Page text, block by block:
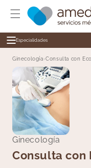
directamente
al contenido
Especialidades
Especialidades
Alergología
Cardiología
Cirugía General
Dermatología
Digestivo
Endocrinología
Enfermería
Medicina general
Dermatología
Cardiología
Revisiones
Test Ràpidos
Ginecología›Consulta con
Ginecología
Consulta con